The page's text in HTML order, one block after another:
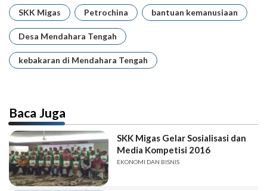
SKK Migas Petrochina bantuan kemanusiaan
Desa Mendahara Tengah
kebakaran di Mendahara Tengah
Baca Juga
SKK Migas Gelar Sosialisasi dan
Media Kompetisi 2016
EKONOMI DAN BISNIS